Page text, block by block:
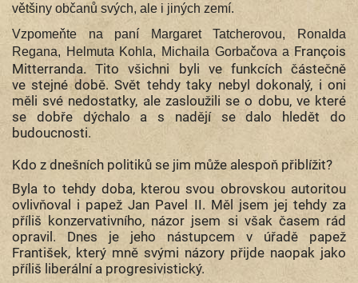
většiny občanů svých, ale i jiných zemí.
Vzpomeňte na paní Margaret Tatcherovou, Ronalda
Regana, Helmuta Kohla, Michaila Gorbačova a François
Mitterranda. Tito všichni byli ve funkcích částečně
ve stejné době. Svět tehdy taky nebyl dokonalý, i oni
měli své nedostatky, ale zasloužili se o dobu, ve které
se dobře dýchalo a s nadějí se dalo hledět do
budoucnosti.
Kdo z dnešních politiků se jim může alespoň přiblížit?
Byla to tehdy doba, kterou svou obrovskou autoritou
ovlivňoval i papež Jan Pavel II. Měl jsem jej tehdy za
příliš konzervativního, názor jsem si však časem rád
opravil. Dnes je jeho nástupcem v úřadě papež
František, který mně svými názory přijde naopak jako
příliš liberální a progresivistický.